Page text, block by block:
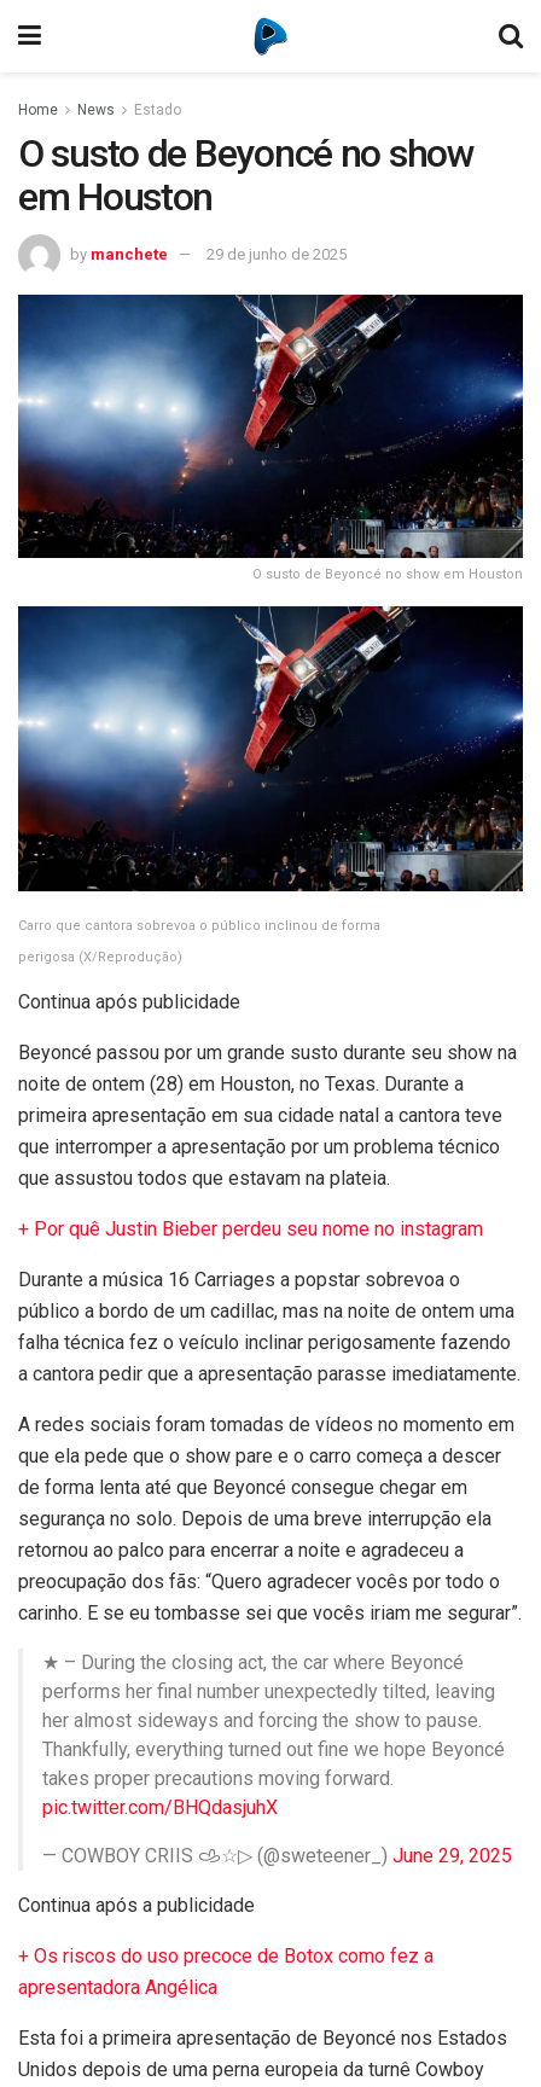
Home News Estado
O susto de Beyoncé no show
em Houston
by manchete 29 de junho de 2025
O susto de Beyoncé no show em Houston
Carro que cantora sobrevoa o público inclinou de forma
perigosa (X/Reprodução)
Continua após publicidade
Beyoncé passou por um grande susto durante seu show na
noite de ontem (28) em Houston, no Texas. Durante a
primeira apresentação em sua cidade natal a cantora teve
que interromper a apresentação por um problema técnico
que assustou todos que estavam na plateia.
+ Por quê Justin Bieber perdeu seu nome no instagram
Durante a música 16 Carriages a popstar sobrevoa o
público a bordo de um cadillac, mas na noite de ontem uma
falha técnica fez o veículo inclinar perigosamente fazendo
a cantora pedir que a apresentação parasse imediatamente.
A redes sociais foram tomadas de vídeos no momento em
que ela pede que o show pare e o carro começa a descer
de forma lenta até que Beyoncé consegue chegar em
segurança no solo. Depois de uma breve interrupção ela
retornou ao palco para encerrar a noite e agradeceu a
preocupação dos fãs: “Quero agradecer vocês por todo o
carinho. E se eu tombasse sei que vocês iriam me segurar”.
★ – During the closing act, the car where Beyoncé
performs her final number unexpectedly tilted, leaving
her almost sideways and forcing the show to pause.
Thankfully, everything turned out fine we hope Beyoncé
takes proper precautions moving forward.
pic.twitter.com/BHQdasjuhX
— COWBOY CRIIS 𐚁☆▷ (@sweteener_) June 29, 2025
Continua após a publicidade
+ Os riscos do uso precoce de Botox como fez a
apresentadora Angélica
Esta foi a primeira apresentação de Beyoncé nos Estados
Unidos depois de uma perna europeia da turnê Cowboy